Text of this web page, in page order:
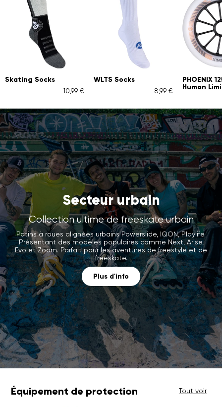
Skating Socks
10,99 €
WLTS Socks
8,99 €
PHOENIX
Human
Secteur urbain
Collection ultime de freeskate urbain
Patins à roues alignées urbains Powerslide, IQON, Playlife.
Présentant des modèles populaires comme Next, Arise,
Evo et Zoom. Parfait pour les aventures de freestyle et de
freeskate.
Plus d'info
Équipement de protection Tout voir